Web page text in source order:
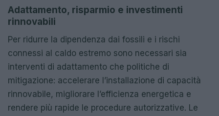
Adattamento, risparmio e investimenti
rinnovabili
Per ridurre la dipendenza dai fossili e i rischi
connessi al caldo estremo sono necessari sia
interventi di adattamento che politiche di
mitigazione: accelerare l’installazione di capacità
rinnovabile, migliorare l’efficienza energetica e
rendere più rapide le procedure autorizzative. Le